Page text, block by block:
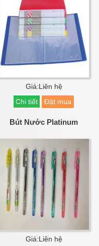
Giá:Liên hệ
Chi tiết
Đặt mua
Bút Nước Platinum
Giá:Liên hệ